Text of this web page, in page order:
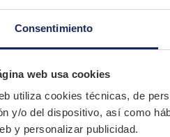
Consentimiento
web usa cookies
utiliza cookies técnicas, de
y/o del dispositivo, así como
y personalizar publicidad.
CONTINENTAL
VER